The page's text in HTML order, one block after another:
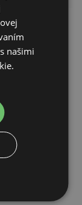
spojka
našimi